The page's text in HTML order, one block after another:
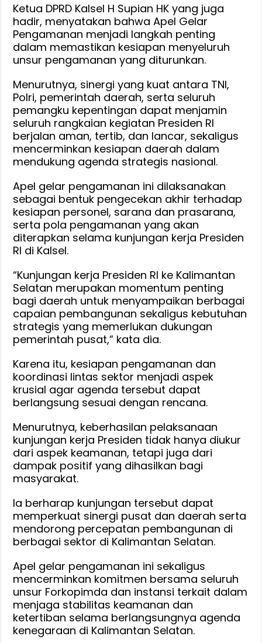
Ketua DPRD Kalsel H Supian HK yang juga
hadir, menyatakan bahwa Apel Gelar
Pengamanan menjadi langkah penting
dalam memastikan kesiapan menyeluruh
unsur pengamanan yang diturunkan.
Menurutnya, sinergi yang kuat antara TNI,
Polri, pemerintah daerah, serta seluruh
pemangku kepentingan dapat menjamin
seluruh rangkaian kegiatan Presiden RI
berjalan aman, tertib, dan lancar, sekaligus
mencerminkan kesiapan daerah dalam
mendukung agenda strategis nasional.
Apel gelar pengamanan ini dilaksanakan
sebagai bentuk pengecekan akhir terhadap
kesiapan personel, sarana dan prasarana,
serta pola pengamanan yang akan
diterapkan selama kunjungan kerja Presiden
RI di Kalsel.
“Kunjungan kerja Presiden RI ke Kalimantan
Selatan merupakan momentum penting
bagi daerah untuk menyampaikan berbagai
capaian pembangunan sekaligus kebutuhan
strategis yang memerlukan dukungan
pemerintah pusat,” kata dia.
Karena itu, kesiapan pengamanan dan
koordinasi lintas sektor menjadi aspek
krusial agar agenda tersebut dapat
berlangsung sesuai dengan rencana.
Menurutnya, keberhasilan pelaksanaan
kunjungan kerja Presiden tidak hanya diukur
dari aspek keamanan, tetapi juga dari
dampak positif yang dihasilkan bagi
masyarakat.
Ia berharap kunjungan tersebut dapat
memperkuat sinergi pusat dan daerah serta
mendorong percepatan pembangunan di
berbagai sektor di Kalimantan Selatan.
Apel gelar pengamanan ini sekaligus
mencerminkan komitmen bersama seluruh
unsur Forkopimda dan instansi terkait dalam
menjaga stabilitas keamanan dan
ketertiban selama berlangsungnya agenda
kenegaraan di Kalimantan Selatan.